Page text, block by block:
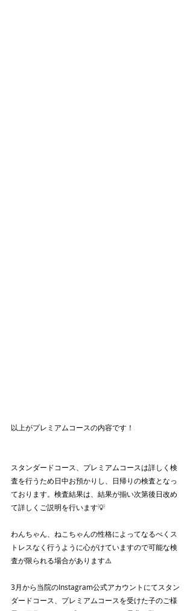
以上がプレミアムコースの内容です！
スタンダードコース、プレミアムコースは詳しく検
査を行うため日中お預かりし、日帰りの検査となっ
ております。検査結果は、結果が揃い次第後日改め
て詳しくご説明を行います💡
わんちゃん、ねこちゃんの性格によってなるべくス
トレスなく行うように心がけていますので可能な検
査が限られる場合があります⚠️
3月から当院のInstagram公式アカウントにてスタン
ダードコース、プレミアムコースを受けた子のご様